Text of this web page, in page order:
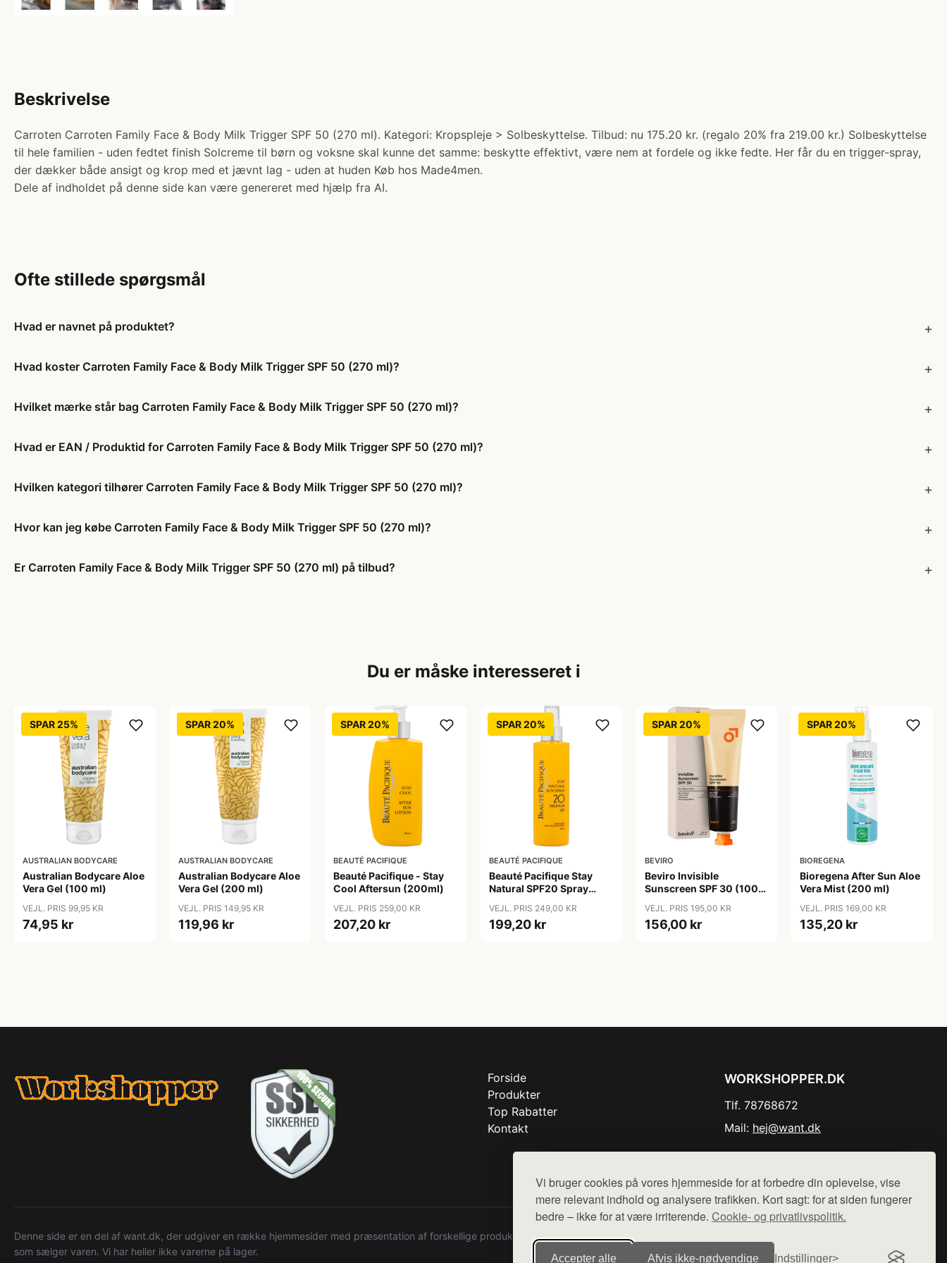
Vi bruger cookies på vores hjemmeside for at forbedre din oplevelse, vise
mere relevant indhold og analysere trafikken. Kort sagt: for at siden fungerer
bedre – ikke for at være irriterende. Cookie- og privatlivspolitik.
Accepter alle Afvis ikke‑nødvendige Indstillinger
Beskrivelse
Carroten Carroten Family Face & Body Milk Trigger SPF 50 (270 ml). Kategori: Kropspleje > Solbeskyttelse. Tilbud: nu 175.20 kr. (regalo 20% fra 219.00 kr.) Solbeskyttelse
til hele familien - uden fedtet finish Solcreme til børn og voksne skal kunne det samme: beskytte effektivt, være nem at fordele og ikke fedte. Her får du en trigger-spray,
der dækker både ansigt og krop med et jævnt lag - uden at huden Køb hos Made4men.
Dele af indholdet på denne side kan være genereret med hjælp fra AI.
Ofte stillede spørgsmål
Hvad er navnet på produktet?
Hvad koster Carroten Family Face & Body Milk Trigger SPF 50 (270 ml)?
Hvilket mærke står bag Carroten Family Face & Body Milk Trigger SPF 50 (270 ml)?
Hvad er EAN / Produktid for Carroten Family Face & Body Milk Trigger SPF 50 (270 ml)?
Hvilken kategori tilhører Carroten Family Face & Body Milk Trigger SPF 50 (270 ml)?
Hvor kan jeg købe Carroten Family Face & Body Milk Trigger SPF 50 (270 ml)?
Er Carroten Family Face & Body Milk Trigger SPF 50 (270 ml) på tilbud?
Du er måske interesseret i
SPAR 25%
AUSTRALIAN BODYCARE
Australian Bodycare Aloe
Vera Gel (100 ml)
VEJL. PRIS 99,95 KR
74,95 kr
SPAR 20%
AUSTRALIAN BODYCARE
Australian Bodycare Aloe
Vera Gel (200 ml)
VEJL. PRIS 149,95 KR
119,96 kr
SPAR 20%
BEAUTÉ PACIFIQUE
Beauté Pacifique - Stay
Cool Aftersun (200ml)
VEJL. PRIS 259,00 KR
207,20 kr
SPAR 20%
BEAUTÉ PACIFIQUE
Beauté Pacifique Stay
Natural SPF20 Spray
VEJL. PRIS 249,00 KR
199,20 kr
SPAR 20%
BEVIRO
Beviro Invisible
Sunscreen SPF 30 (100
VEJL. PRIS 195,00 KR
156,00 kr
SPAR 20%
BIOREGENA
Bioregena After Sun Aloe
Vera Mist (200 ml)
VEJL. PRIS 169,00 KR
135,20 kr
Forside
Produkter
Top Rabatter
Kontakt
WORKSHOPPER.DK
Tlf. 78768672
Mail: hej@want.dk
Denne side er en del af want.dk, der udgiver en række hjemmesider med præsentation af forskellige produkter fra diverse webshops. Der sælges ikke varer fra denne side - vi henviser til de shops,
som sælger varen. Vi har heller ikke varerne på lager.